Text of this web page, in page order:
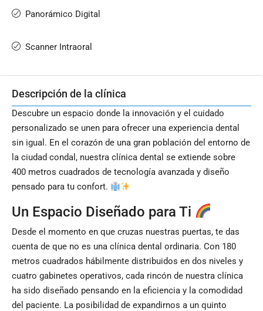
Panorámico Digital
Scanner Intraoral
Descripción de la clínica
Descubre un espacio donde la innovación y el cuidado
personalizado se unen para ofrecer una experiencia dental
sin igual. En el corazón de una gran población del entorno de
la ciudad condal, nuestra clínica dental se extiende sobre
400 metros cuadrados de tecnología avanzada y diseño
pensado para tu confort.
Un Espacio Diseñado para Ti
Desde el momento en que cruzas nuestras puertas, te das
cuenta de que no es una clínica dental ordinaria. Con 180
metros cuadrados hábilmente distribuidos en dos niveles y
cuatro gabinetes operativos, cada rincón de nuestra clínica
ha sido diseñado pensando en la eficiencia y la comodidad
del paciente. La posibilidad de expandirnos a un quinto